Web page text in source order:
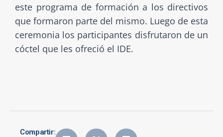
este programa de formación a los directivos
que formaron parte del mismo. Luego de esta
ceremonia los participantes disfrutaron de un
cóctel que les ofreció el IDE.
Compartir: